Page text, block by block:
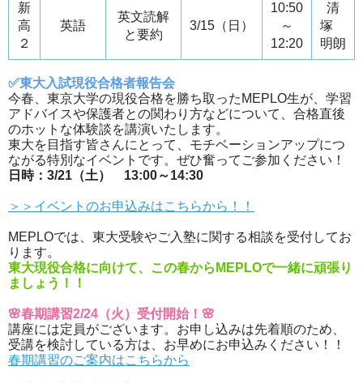
新
高
２
英語
英文読解
と要約
3/15（日）
10:50
～
12:20
清
塚
明朗
✅東大入試現役合格者報告会
今春、東京大学の現役合格を勝ち取ったMEPLO生が、学習
アドバイスや保護者との関わり方などについて、合格直後
のホットな体験談を講演いたします。
東大を目指す皆さんにとって、モチベーションアップにつ
ながる特別なイベントです。ぜひ奮ってご参加ください！
日時：3/21（土） 13:00～14:30
＞＞イベントのお申込みはこちらから！！
MEPLOでは、東大受験やご入塾に関する相談を受付してお
ります。
東大現役合格に向けて、この春からMEPLOで一緒に頑張り
ましょう！！
🌸春期講習2/24（火）受付開始！🌸
講座には定員がございます。お申し込みは先着順のため、
受講を検討している方は、お早めにお申込みください！！
春期講習のご案内はこちらから